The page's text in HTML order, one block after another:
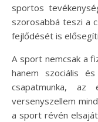
sportos
szorosabbá teszi a
fejlődését is
A sport nemcsak a
hanem szociális
csapatmunka,
versenyszellem
a sport révén